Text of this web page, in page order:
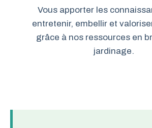
Vous apporter les
entretenir, embellir et
grâce à nos ressources en
jardinage.